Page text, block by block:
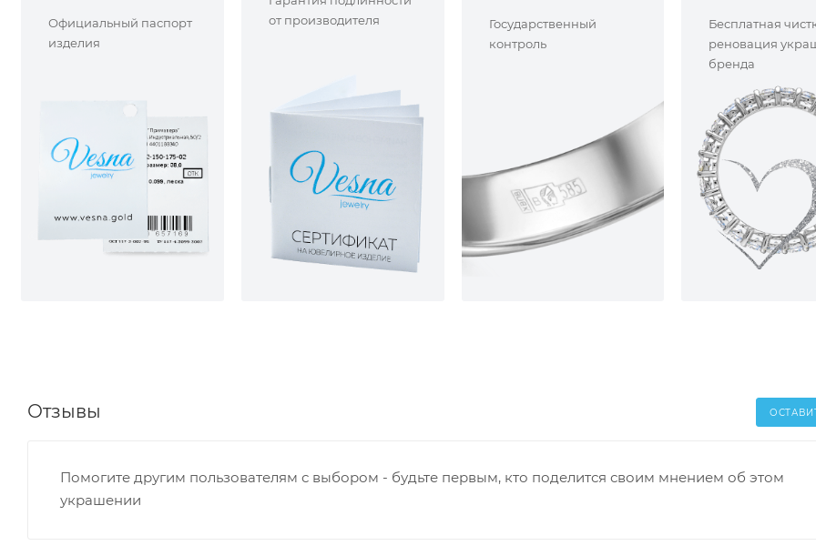
Официальный паспорт
изделия
от производителя
Государственный
контроль
Бесплатная
реновация
бренда
Отзывы
Помогите другим пользователям с выбором - будьте первым, кто поделится своим мнением об этом
украшении